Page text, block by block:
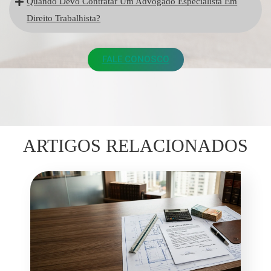
Direito Trabalhista?
FALE CONOSCO
ARTIGOS RELACIONADOS